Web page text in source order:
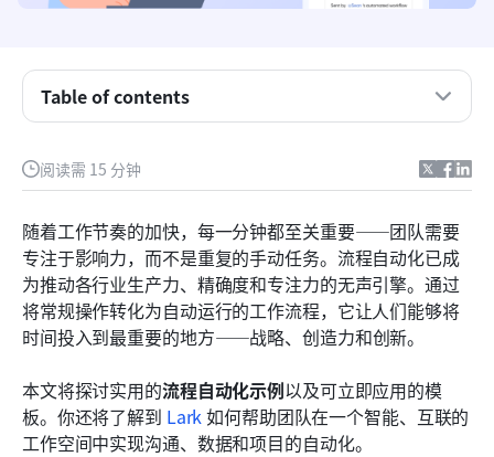
阅读需 15 分钟
随着工作节奏的加快，每一分钟都至关重要——团队需要
专注于影响力，而不是重复的手动任务。流程自动化已成
为推动各行业生产力、精确度和专注力的无声引擎。通过
将常规操作转化为自动运行的工作流程，它让人们能够将
时间投入到最重要的地方——战略、创造力和创新。
本文将探讨实用的流程自动化示例以及可立即应用的模
板。你还将了解到 Lark 如何帮助团队在一个智能、互联的
工作空间中实现沟通、数据和项目的自动化。
Table of contents
了解业务中的流程自动化
常见的业务流程自动化示例和模板
各行业的商业流程自动化用例
Lark 如何简化流程自动化
使用 Lark 进行流程自动化的优势
结论
常见问题
相关阅读